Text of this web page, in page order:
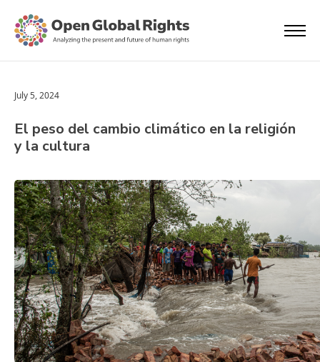
July 5, 2024
El peso del cambio climático en la religión
y la cultura